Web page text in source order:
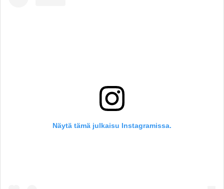
Näytä tämä julkaisu Instagramissa.